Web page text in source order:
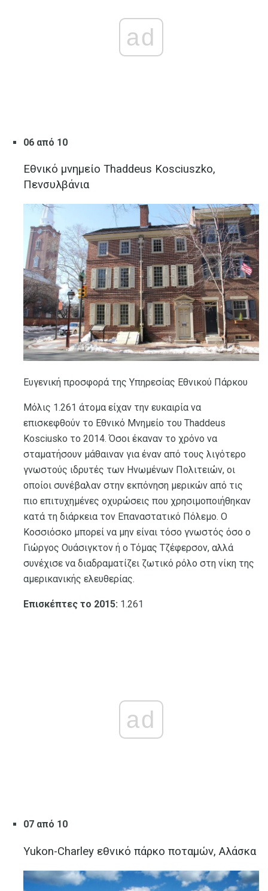
ad
06 από 10
Εθνικό μνημείο Thaddeus Kosciuszko,
Πενσυλβάνια
Ευγενική προσφορά της Υπηρεσίας Εθνικού Πάρκου
Μόλις 1.261 άτομα είχαν την ευκαιρία να
επισκεφθούν το Εθνικό Μνημείο του Thaddeus
Kosciusko το 2014. Όσοι έκαναν το χρόνο να
σταματήσουν μάθαιναν για έναν από τους λιγότερο
γνωστούς ιδρυτές των Ηνωμένων Πολιτειών, οι
οποίοι συνέβαλαν στην εκπόνηση μερικών από τις
πιο επιτυχημένες οχυρώσεις που χρησιμοποιήθηκαν
κατά τη διάρκεια τον Επαναστατικό Πόλεμο. Ο
Κοσσιόσκο μπορεί να μην είναι τόσο γνωστός όσο ο
Γιώργος Ουάσιγκτον ή ο Τόμας Τζέφερσον, αλλά
συνέχισε να διαδραματίζει ζωτικό ρόλο στη νίκη της
αμερικανικής ελευθερίας.
Επισκέπτες το 2015: 1.261
ad
07 από 10
Yukon-Charley εθνικό πάρκο ποταμών, Αλάσκα